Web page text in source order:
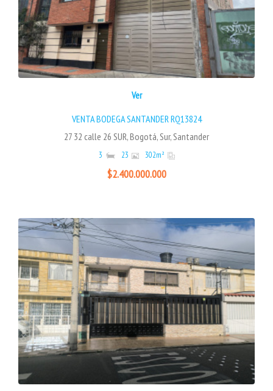
Ver
VENTA BODEGA SANTANDER RQ13824
27 32 calle 26 SUR, Bogotá, Sur, Santander
3 23 302m²
$2.400.000.000